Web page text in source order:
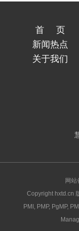
首页
新闻热点
关于我们
网站
Copyright hxtd.cn
PMI, PMP, PgMP,